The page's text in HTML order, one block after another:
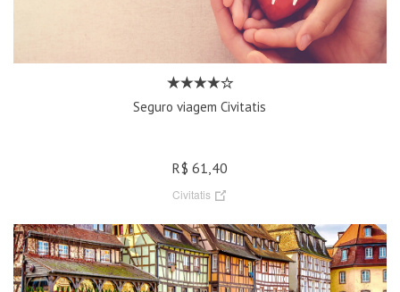
Seguro viagem Civitatis
R$ 61,40
Civitatis